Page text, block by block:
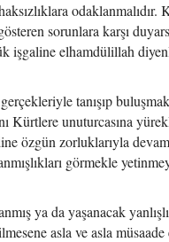
sorunlara karşı
işgaline elhamdülillah
tanışıp
Kürtlere unuturcasına
özgün zorluklarıyla
görmekle
ya da yaşanacak
asla ve asla